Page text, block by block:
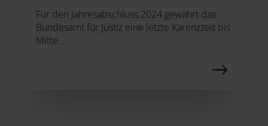
Für den Jahresabschluss 2024 gewährt das
Bundesamt für Justiz eine letzte Karenzzeit bis
Mitte...